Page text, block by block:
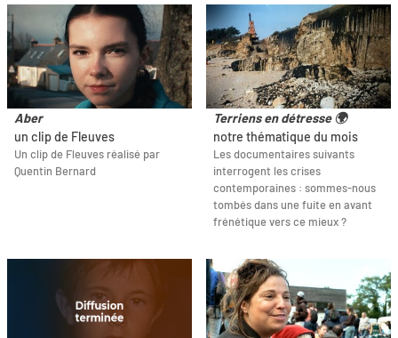
Aber
un clip de Fleuves
Un clip de Fleuves réalisé par
Quentin Bernard
Terriens en détresse 🌍
notre thématique du mois
Les documentaires suivants
interrogent les crises
contemporaines : sommes-nous
tombés dans une fuite en avant
frénétique vers ce mieux ?